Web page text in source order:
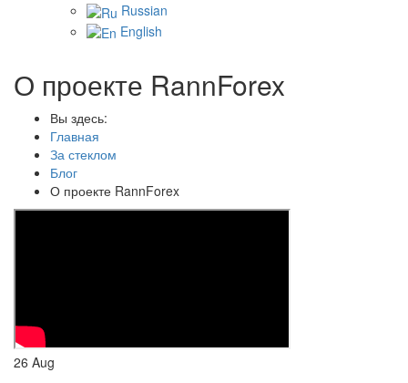
Russian
English
О проекте RannForex
Вы здесь:
Главная
За стеклом
Блог
О проекте RannForex
26 Aug